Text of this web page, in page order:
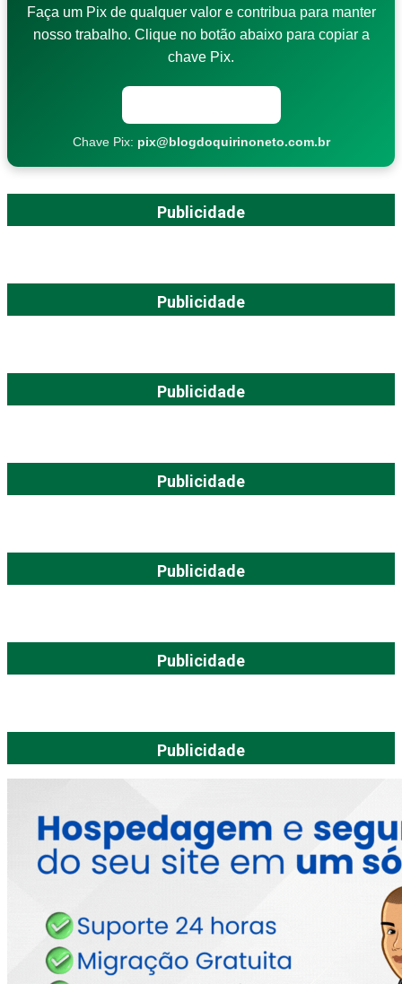
Faça um Pix de qualquer valor e contribua para manter
nosso trabalho. Clique no botão abaixo para copiar a
chave Pix.
Chave Pix: pix@blogdoquirinoneto.com.br
Publicidade
Publicidade
Publicidade
Publicidade
Publicidade
Publicidade
Publicidade